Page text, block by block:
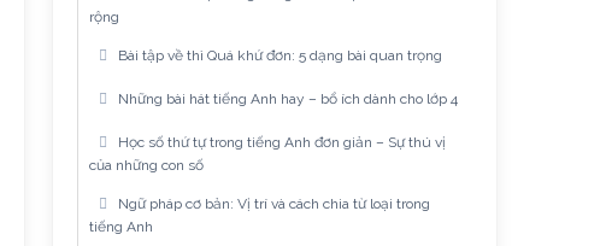
rộng
Bài tập về thì Quá khứ đơn: 5 dạng bài quan trọng
Những bài hát tiếng Anh hay – bổ ích dành cho lớp 4
Học số thứ tự trong tiếng Anh đơn giản – Sự thú vị
của những con số
Ngữ pháp cơ bản: Vị trí và cách chia từ loại trong
tiếng Anh